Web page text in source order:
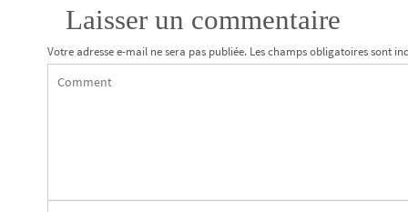
Laisser un commentaire
Votre adresse e-mail ne sera pas publiée. Les champs obligatoires sont